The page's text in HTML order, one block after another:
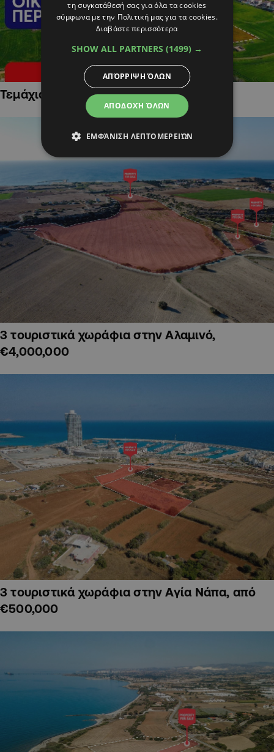
Τεμάχια Γης σε Οικιστικές Περιοχές
3 τουριστικά χωράφια στην Αλαμινό,
€4,000,000
3 τουριστικά χωράφια στην Αγία Νάπα, από
€500,000
τη συγκατάθεσή σας για όλα τα cookies
σύμφωνα με την Πολιτική μας για τα cookies.
Διαβάστε περισσότερα
SHOW ALL PARTNERS (1499) →
ΑΠΟΔΟΧΉ ΌΛΩΝ
ΑΠΌΡΡΙΨΗ ΌΛΩΝ
ΕΜΦΆΝΙΣΗ ΛΕΠΤΟΜΕΡΕΙΏΝ